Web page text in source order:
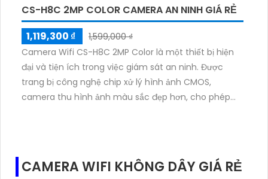
sát ban đêm với khoảng cách hồng ngoại lên đến
10m.
CS-H8C 2MP COLOR CAMERA AN NINH GIÁ RẺ
1,119,300 ₫
1,599,000 ₫
Camera Wifi CS-H8C 2MP Color là một thiết bị hiện
đại và tiện ích trong việc giám sát an ninh. Được
trang bị công nghệ chip xử lý hình ảnh CMOS,
camera thu hình ảnh màu sắc đẹp hơn, cho phép
tiết kiệm chi phí băng thông với công nghệ nén
H.265/H.264+/H.264. Bên cạnh đó, công nghệ ban
CAMERA WIFI KHÔNG DÂY GIÁ RẺ